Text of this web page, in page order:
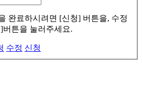
완료하시려면 [신청] 버튼을, 수정
튼을 눌러주세요.
수정 신청